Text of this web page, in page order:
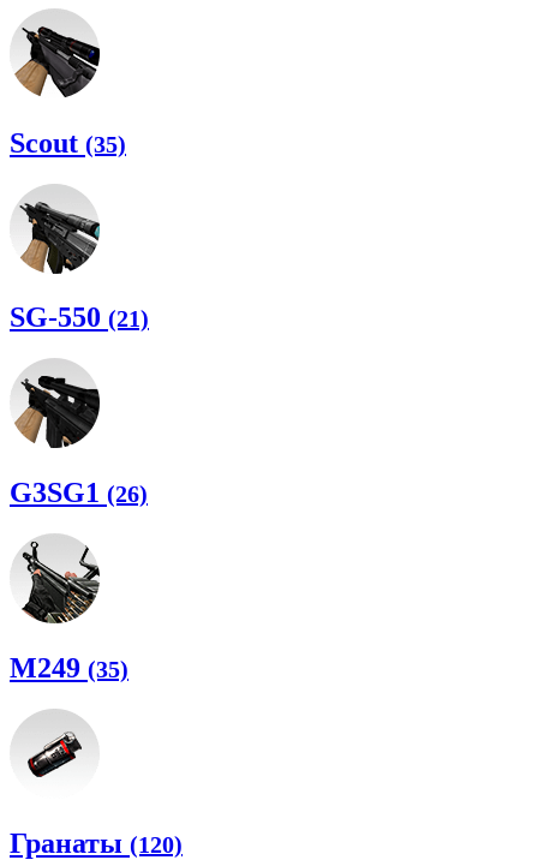
Scout (35)
SG-550 (21)
G3SG1 (26)
M249 (35)
Гранаты (120)